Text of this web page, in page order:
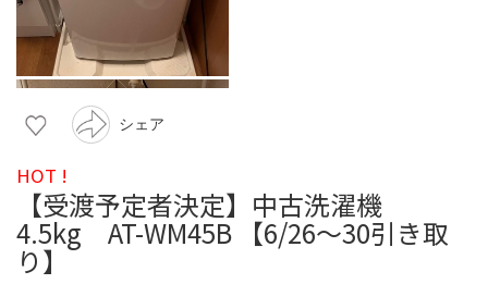
シェア
HOT !
【受渡予定者決定】中古洗濯機
4.5kg AT-WM45B 【6/26〜30引き取
り】